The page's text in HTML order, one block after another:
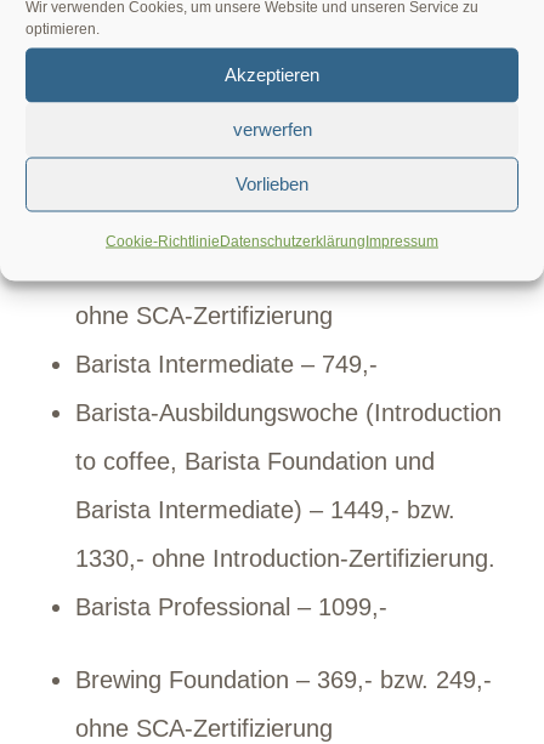
Wir verwenden Cookies, um unsere Website und unseren Service zu
optimieren.
Akzeptieren
verwerfen
Vorlieben
Cookie-RichtlinieDatenschutzerklärungImpressum
Voraussichtlich (Stand: 22.11.2022.
Grundsätzlich gelten die Preise auf den
2023 folgende Preise:
ohne SCA-Zertifizierung
Barista Intermediate – 749,-
Barista-Ausbildungswoche (Introduction
to coffee, Barista Foundation und
Barista Intermediate) – 1449,- bzw.
1330,- ohne Introduction-Zertifizierung.
Barista Professional – 1099,-
Brewing Foundation – 369,- bzw. 249,-
ohne SCA-Zertifizierung